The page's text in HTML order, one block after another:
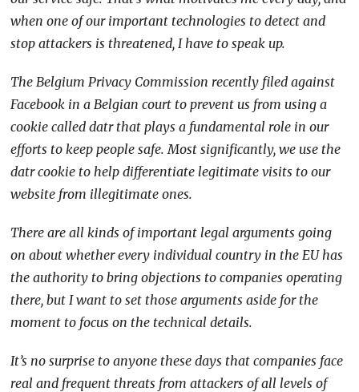
when one of our important technologies to detect and
stop attackers is threatened, I have to speak up.
The Belgium Privacy Commission recently filed against
Facebook in a Belgian court to prevent us from using a
cookie called datr that plays a fundamental role in our
efforts to keep people safe. Most significantly, we use the
datr cookie to help differentiate legitimate visits to our
website from illegitimate ones.
There are all kinds of important legal arguments going
on about whether every individual country in the EU has
the authority to bring objections to companies operating
there, but I want to set those arguments aside for the
moment to focus on the technical details.
It’s no surprise to anyone these days that companies face
real and frequent threats from attackers of all levels of